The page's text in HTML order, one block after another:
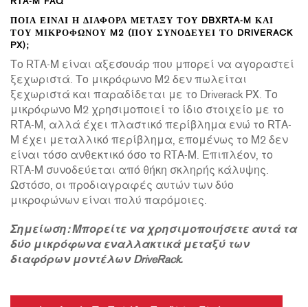
RTA-M FAQ
ΠΟΙΑ ΕΊΝΑΙ Η ΔΙΑΦΟΡΆ ΜΕΤΑΞΎ ΤΟΥ DBXRTA-M ΚΑΙ
ΤΟΥ ΜΙΚΡΟΦΏΝΟΥ M2 (ΠΟΥ ΣΥΝΟΔΕΎΕΙ ΤΟ DRIVERACK
PX);
Το RTA-M είναι αξεσουάρ που μπορεί να αγοραστεί
ξεχωριστά. Το μικρόφωνο M2 δεν πωλείται
ξεχωριστά και παραδίδεται με το Driverack PX. Το
μικρόφωνο M2 χρησιμοποιεί το ίδιο στοιχείο με το
RTA-M, αλλά έχει πλαστικό περίβλημα ενώ το RTA-
M έχει μεταλλικό περίβλημα, επομένως το M2 δεν
είναι τόσο ανθεκτικό όσο το RTA-M. Επιπλέον, το
RTA-M συνοδεύεται από θήκη σκληρής κάλυψης.
Ωστόσο, οι προδιαγραφές αυτών των δύο
μικροφώνων είναι πολύ παρόμοιες.
Σημείωση: Μπορείτε να χρησιμοποιήσετε αυτά τα
δύο μικρόφωνα εναλλακτικά μεταξύ των
διαφόρων μοντέλων DriveRack.